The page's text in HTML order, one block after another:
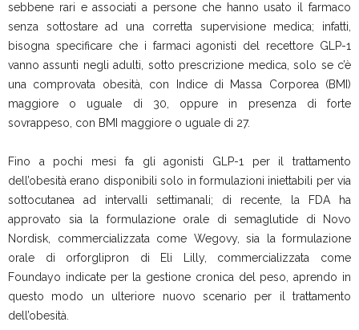
sebbene rari e associati a persone che hanno usato il farmaco
senza sottostare ad una corretta supervisione medica; infatti,
bisogna specificare che i farmaci agonisti del recettore GLP-1
vanno assunti negli adulti, sotto prescrizione medica, solo se c’è
una comprovata obesità, con Indice di Massa Corporea (BMI)
maggiore o uguale di 30, oppure in presenza di forte
sovrappeso, con BMI maggiore o uguale di 27.
Fino a pochi mesi fa gli agonisti GLP-1 per il trattamento
dell’obesità erano disponibili solo in formulazioni iniettabili per via
sottocutanea ad intervalli settimanali; di recente, la FDA ha
approvato sia la formulazione orale di semaglutide di Novo
Nordisk, commercializzata come Wegovy, sia la formulazione
orale di orforglipron di Eli Lilly, commercializzata come
Foundayo indicate per la gestione cronica del peso, aprendo in
questo modo un ulteriore nuovo scenario per il trattamento
dell’obesità.